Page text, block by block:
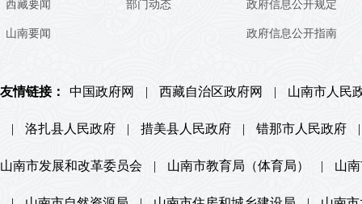
西藏要闻
山南要闻
部门动态 政府信息公开规定
政府信息公开指南
友情链接： 中国政府网 | 西藏自治区政府网 | 山南市人民
| 洛扎县人民政府 | 措美县人民政府 | 错那市人民政府 |
山南市发展和改革委员会 | 山南市教育局（体育局） | 山